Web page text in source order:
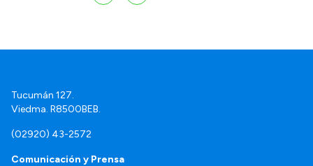
Tucumán 127.
Viedma. R8500BEB.
(02920) 43-2572
Comunicación y Prensa